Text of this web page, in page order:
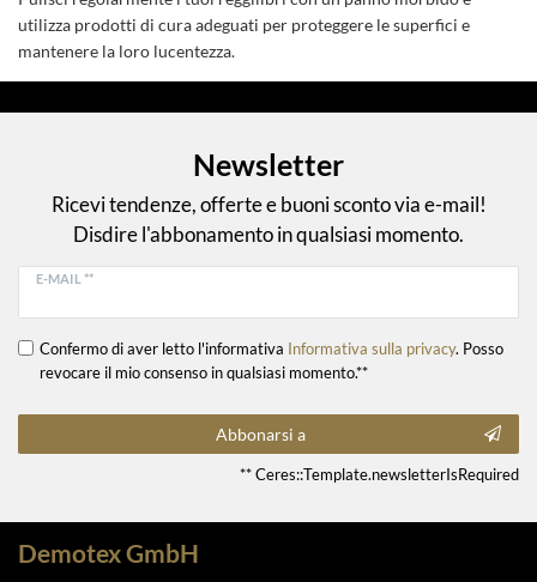
utilizza prodotti di cura adeguati per proteggere le superfici e
mantenere la loro lucentezza.
Newsletter
Ricevi tendenze, offerte e buoni sconto via e-mail!
Disdire l'abbonamento in qualsiasi momento.
E-MAIL **
Confermo di aver letto l'informativa Informativa sulla privacy. Posso
revocare il mio consenso in qualsiasi momento.**
Abbonarsi a
** Ceres::Template.newsletterIsRequired
Demotex GmbH